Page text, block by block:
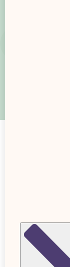
Gravid
Maria
Barnmorska
I den här
som rör att